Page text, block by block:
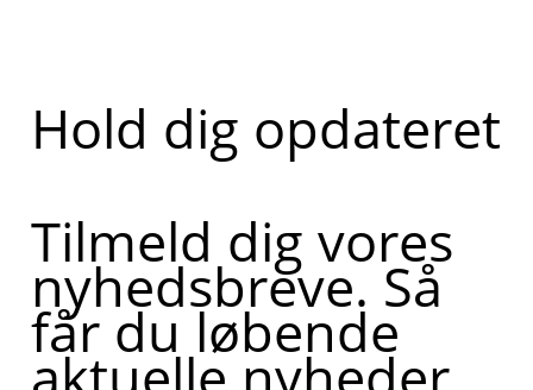
Hold dig opdateret
Tilmeld dig vores
nyhedsbreve. Så
får du løbende